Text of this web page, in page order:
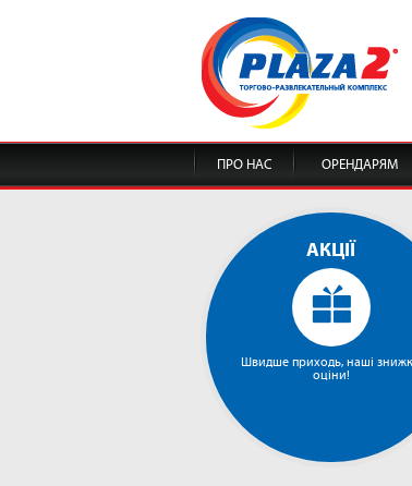
ПРО НАС ОРЕНДАРЯМ
АКЦІЇ
Швидше приходь, наші
оціни!